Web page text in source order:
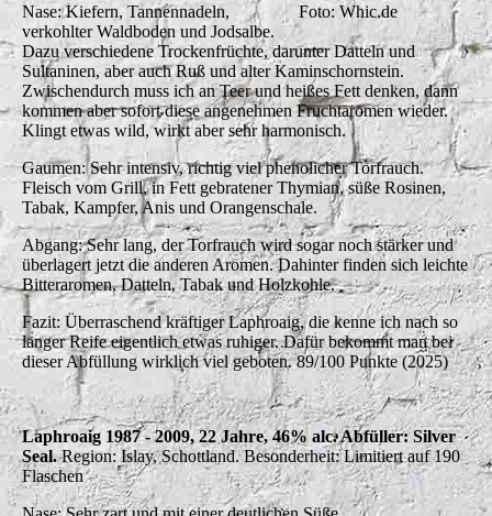
Foto: Whic.de
Nase: Kiefern, Tannennadeln,
verkohlter Waldboden und Jodsalbe.
Dazu verschiedene Trockenfrüchte, darunter Datteln und
Sultaninen, aber auch Ruß und alter Kaminschornstein.
Zwischendurch muss ich an Teer und heißes Fett denken, dann
kommen aber sofort diese angenehmen Fruchtaromen wieder.
Klingt etwas wild, wirkt aber sehr harmonisch.
Gaumen: Sehr intensiv, richtig viel phenolicher Torfrauch.
Fleisch vom Grill, in Fett gebratener Thymian, süße Rosinen,
Tabak, Kampfer, Anis und Orangenschale.
Abgang: Sehr lang, der Torfrauch wird sogar noch stärker und
überlagert jetzt die anderen Aromen. Dahinter finden sich leichte
Bitteraromen, Datteln, Tabak und Holzkohle.
Fazit: Überraschend kräftiger Laphroaig, die kenne ich nach so
langer Reife eigentlich etwas ruhiger. Dafür bekommt man bei
dieser Abfüllung wirklich viel geboten. 89/100 Punkte (2025)
Laphroaig 1987 - 2009, 22 Jahre, 46% alc. Abfüller: Silver
Seal.Region: Islay, Schottland. Besonderheit: Limitiert auf 190
Flaschen